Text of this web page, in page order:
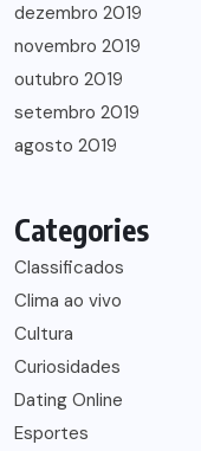
dezembro 2019
novembro 2019
outubro 2019
setembro 2019
agosto 2019
Categories
Classificados
Clima ao vivo
Cultura
Curiosidades
Dating Online
Esportes